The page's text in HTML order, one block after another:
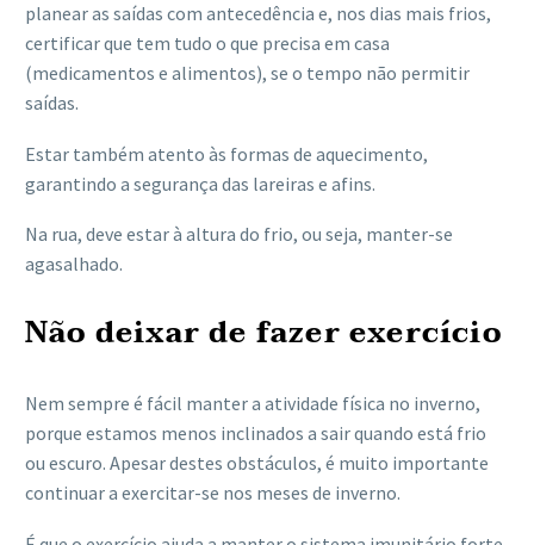
planear as saídas com antecedência e, nos dias mais frios,
certificar que tem tudo o que precisa em casa
(medicamentos e alimentos), se o tempo não permitir
saídas.
Estar também atento às formas de aquecimento,
garantindo a segurança das lareiras e afins.
Na rua, deve estar à altura do frio, ou seja, manter-se
agasalhado.
Não deixar de fazer exercício
Nem sempre é fácil manter a atividade física no inverno,
porque estamos menos inclinados a sair quando está frio
ou escuro. Apesar destes obstáculos, é muito importante
continuar a exercitar-se nos meses de inverno.